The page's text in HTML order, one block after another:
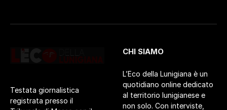
Testata giornalistica
registrata presso il
CHI SIAMO
L’Eco della Lunigiana è un
quotidiano online dedicato
al territorio lunigianese e
non solo. Con interviste,